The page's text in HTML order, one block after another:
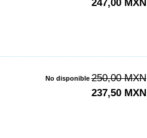
247,00 MXN
No disponible 250,00 MXN
237,50 MXN